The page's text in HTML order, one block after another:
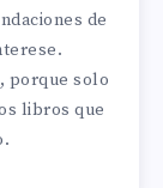
de
porque solo
libros que